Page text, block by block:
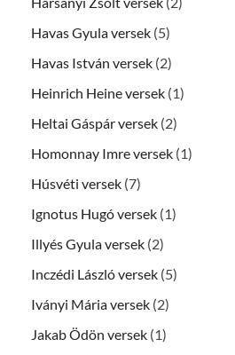
Havas Gyula versek (5)
Havas István versek (2)
Heinrich Heine versek (1)
Heltai Gáspár versek (2)
Homonnay Imre versek (1)
Húsvéti versek (7)
Ignotus Hugó versek (1)
Illyés Gyula versek (2)
Inczédi László versek (5)
Iványi Mária versek (2)
Jakab Ödön versek (1)